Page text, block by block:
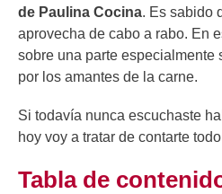
de Paulina Cocina. Es sabido
aprovecha de cabo a rabo. En
sobre una parte especialmente
por los amantes de la carne.
Si todavía nunca escuchaste
hoy voy a tratar de contarte
Tabla de